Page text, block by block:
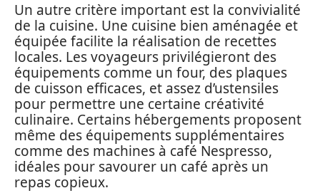
Un autre critère important est la convivialité
de la cuisine. Une cuisine bien aménagée et
équipée facilite la réalisation de recettes
locales. Les voyageurs privilégieront des
équipements comme un four, des plaques
de cuisson efficaces, et assez d’ustensiles
pour permettre une certaine créativité
culinaire. Certains hébergements proposent
même des équipements supplémentaires
comme des machines à café Nespresso,
idéales pour savourer un café après un
repas copieux.